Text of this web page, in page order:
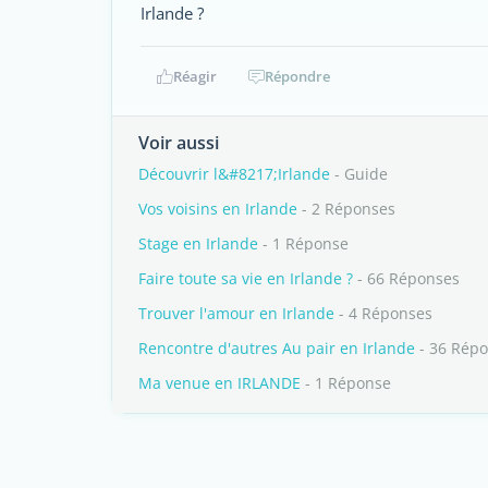
Irlande ?
Réagir Répondre
Voir aussi
Découvrir l&#8217;Irlande - Guide
Vos voisins en Irlande - 2 Réponses
Stage en Irlande - 1 Réponse
Faire toute sa vie en Irlande ? - 66 Réponses
Trouver l'amour en Irlande - 4 Réponses
Rencontre d'autres Au pair en Irlande - 36
Ma venue en IRLANDE - 1 Réponse